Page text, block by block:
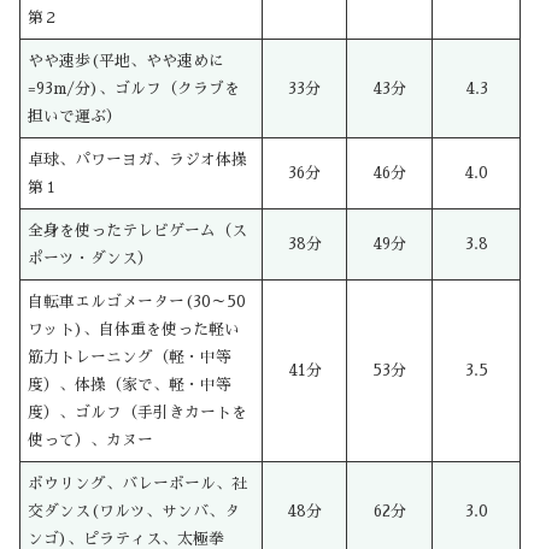
第２
やや速歩(平地、やや速めに
=93m/分)、ゴルフ（クラブを
担いで運ぶ）
33分 43分 4.3
卓球、パワーヨガ、ラジオ体操
第１
36分 46分 4.0
全身を使ったテレビゲーム（ス
ポーツ・ダンス）
38分 49分 3.8
自転車エルゴメーター(30～50
ワット)、自体重を使った軽い
筋力トレーニング（軽・中等
度）、体操（家で、軽・中等
度）、ゴルフ（手引きカートを
使って）、カヌー
41分 53分 3.5
ボウリング、バレーボール、社
交ダンス(ワルツ、サンバ、タ
ンゴ)、ピラティス、太極拳
48分 62分 3.0